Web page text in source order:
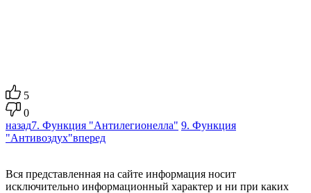
5
0
назад7. Функция "Антилегионелла" 9. Функция
"Антивоздух"вперед
Вся представленная на сайте информация носит
исключительно информационный характер и ни при каких